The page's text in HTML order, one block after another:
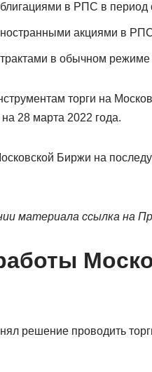
в РПС в период
акциями в
в обычном режиме
торги на
28 марта 2022 года.
Биржи на
материала ссылка на
решение проводить